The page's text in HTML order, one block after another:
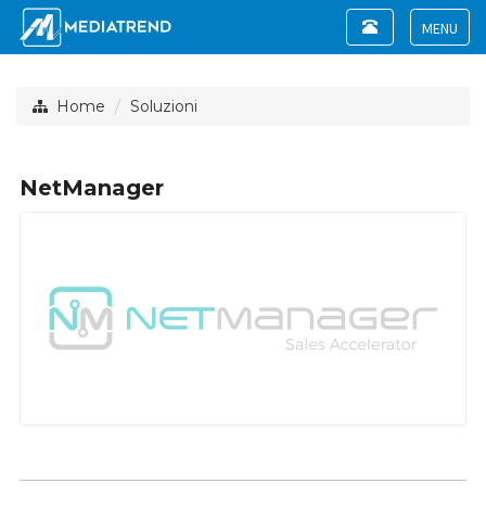
Toggle
Toggle
navigation
Home Soluzioni
NetManager